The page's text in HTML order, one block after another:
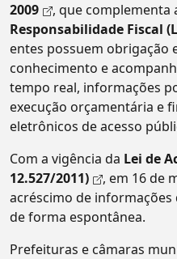
2009
, que complementa
Responsabilidade Fiscal
entes possuem obrigação
conhecimento e
tempo real, informações
execução orçamentária e
eletrônicos de acesso
Com a vigência da Lei de
12.527/2011)
, em 16 de
acréscimo de informações
de forma espontânea.
Prefeituras e câmaras